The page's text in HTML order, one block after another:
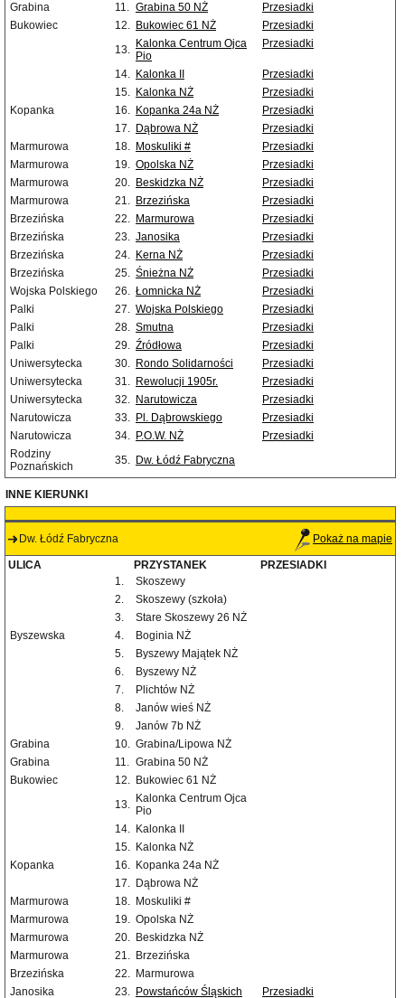
Grabina
11. Grabina 50 NŻ
Przesiadki
Bukowiec
12. Bukowiec 61 NŻ
Przesiadki
13. Kalonka Centrum Ojca
Pio
Przesiadki
14. Kalonka II
Przesiadki
15. Kalonka NŻ
Przesiadki
Kopanka
16. Kopanka 24a NŻ
Przesiadki
17. Dąbrowa NŻ
Przesiadki
Marmurowa
18. Moskuliki #
Przesiadki
Marmurowa
19. Opolska NŻ
Przesiadki
Marmurowa
20. Beskidzka NŻ
Przesiadki
Marmurowa
21. Brzezińska
Przesiadki
Brzezińska
22. Marmurowa
Przesiadki
Brzezińska
23. Janosika
Przesiadki
Brzezińska
24. Kerna NŻ
Przesiadki
Brzezińska
25. Śnieżna NŻ
Przesiadki
Wojska Polskiego
26. Łomnicka NŻ
Przesiadki
Palki
27. Wojska Polskiego
Przesiadki
Palki
28. Smutna
Przesiadki
Palki
29. Źródłowa
Przesiadki
Uniwersytecka
30. Rondo Solidarności
Przesiadki
Uniwersytecka
31. Rewolucji 1905r.
Przesiadki
Uniwersytecka
32. Narutowicza
Przesiadki
Narutowicza
33. Pl. Dąbrowskiego
Przesiadki
Narutowicza
34. P.O.W. NŻ
Przesiadki
Rodziny
Poznańskich
35. Dw. Łódź Fabryczna
INNE KIERUNKI
Dw. Łódź Fabryczna Pokaż na mapie
ULICA PRZYSTANEK
PRZESIADKI
1.
Skoszewy
2.
Skoszewy (szkoła)
3.
Stare Skoszewy 26 NŻ
Byszewska
4.
Boginia NŻ
5.
Byszewy Majątek NŻ
6.
Byszewy NŻ
7.
Plichtów NŻ
8.
Janów wieś NŻ
9.
Janów 7b NŻ
Grabina
10. Grabina/Lipowa NŻ
Grabina
11. Grabina 50 NŻ
Bukowiec
12. Bukowiec 61 NŻ
13. Kalonka Centrum Ojca
Pio
14. Kalonka II
15. Kalonka NŻ
Kopanka
16. Kopanka 24a NŻ
17. Dąbrowa NŻ
Marmurowa
18. Moskuliki #
Marmurowa
19. Opolska NŻ
Marmurowa
20. Beskidzka NŻ
Marmurowa
21. Brzezińska
Brzezińska
22. Marmurowa
Janosika
23. Powstańców Śląskich Przesiadki